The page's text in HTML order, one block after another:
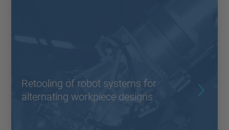
Retooling of robot systems for
alternating workpiece designs